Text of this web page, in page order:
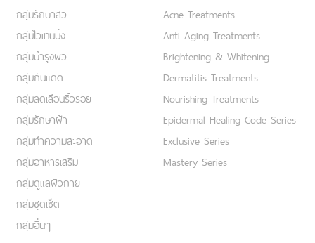
กลุ่มรักษาสิว
กลุ่มไวเทนนิ่ง
กลุ่มบำรุงผิว
กลุ่มกันแดด
กลุ่มลดเลือนริ้วรอย
กลุ่มรักษาฝ้า
กลุ่มทำความสะอาด
กลุ่มอาหารเสริม
กลุ่มดูแลผิวกาย
กลุ่มชุดเซ็ต
กลุ่มอื่นๆ
Acne Treatments
Anti Aging Treatments
Brightening & Whitening
Dermatitis Treatments
Nourishing Treatments
Epidermal Healing Code Series
Exclusive Series
Mastery Series